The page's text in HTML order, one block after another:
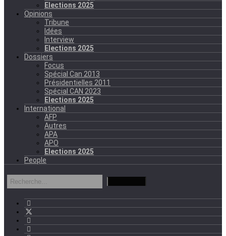
Elections 2025
Opinions
Tribune
Idées
Interview
Elections 2025
Dossiers
Focus
Spécial Can 2013
Présidentielles 2011
Spécial CAN 2023
Elections 2025
International
AFP
Autres
APA
APO
Elections 2025
People